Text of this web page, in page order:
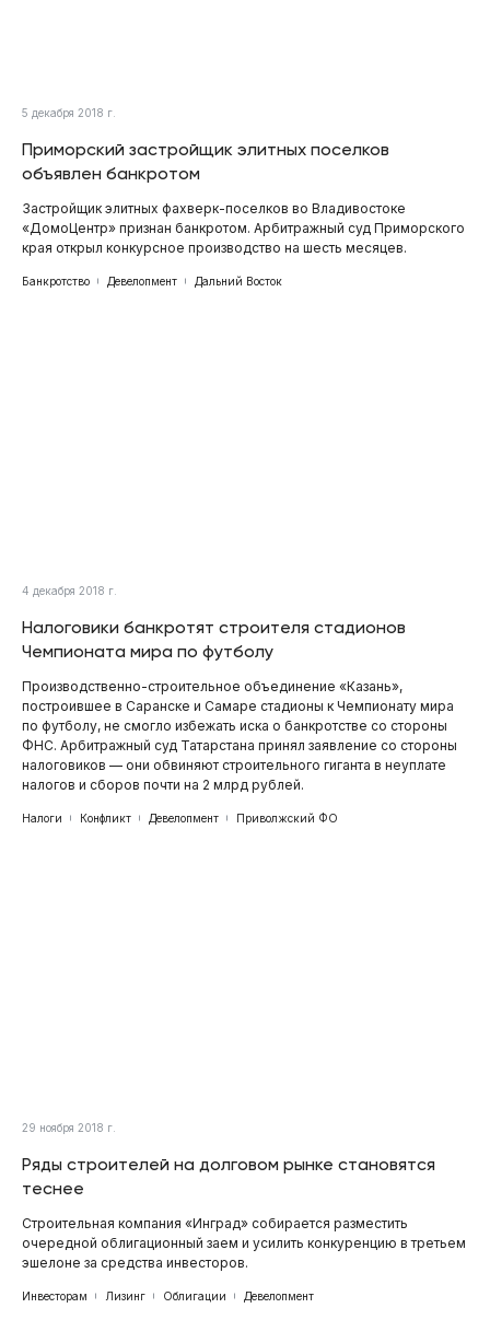
5 декабря 2018 г.
Приморский застройщик элитных поселков
объявлен банкротом
Застройщик элитных фахверк-поселков во Владивостоке
«ДомоЦентр» признан банкротом. Арбитражный суд Приморского
края открыл конкурсное производство на шесть месяцев.
Банкротство Девелопмент Дальний Восток
4 декабря 2018 г.
Налоговики банкротят строителя стадионов
Чемпионата мира по футболу
Производственно-строительное объединение «Казань»,
построившее в Саранске и Самаре стадионы к Чемпионату мира
по футболу, не смогло избежать иска о банкротстве со стороны
ФНС. Арбитражный суд Татарстана принял заявление со стороны
налоговиков — они обвиняют строительного гиганта в неуплате
налогов и сборов почти на 2 млрд рублей.
Налоги Конфликт Девелопмент Приволжский ФО
29 ноября 2018 г.
Ряды строителей на долговом рынке становятся
теснее
Строительная компания «Инград» собирается разместить
очередной облигационный заем и усилить конкуренцию в третьем
эшелоне за средства инвесторов.
Инвесторам Лизинг Облигации Девелопмент